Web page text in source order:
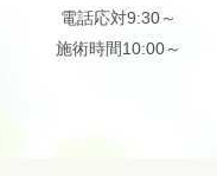
電話応対9:30～
施術時間10:00～